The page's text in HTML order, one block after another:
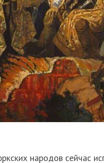
народов сейчас